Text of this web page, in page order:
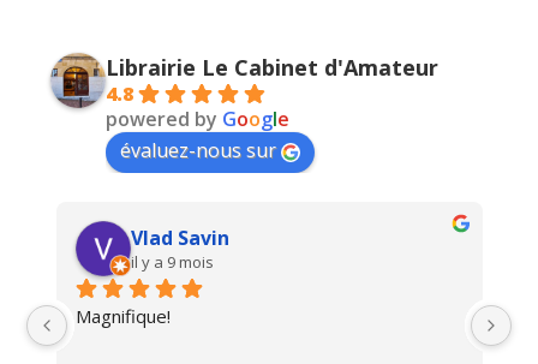
Librairie Le Cabinet d'Amateur
4.8
powered by Google
évaluez-nous sur
Vlad Savin
il y a 9 mois
Magnifique!